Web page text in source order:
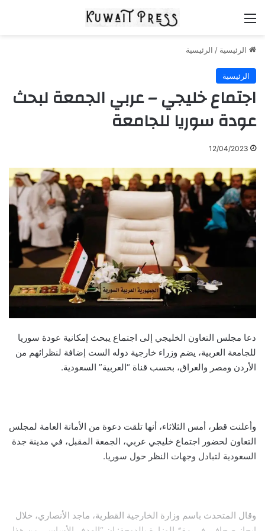
الرئيسية / الرئيسية
الرئيسية
اجتماع خليجي – عربي الجمعة لبحث
عودة سوريا للجامعة
12/04/2023
دعا مجلس التعاون الخليجي إلى اجتماع يبحث إمكانية عودة سوريا
للجامعة العربية، يضم وزراء خارجية دوله الست إضافة لنظرائهم من
الأردن ومصر والعراق، بحسب قناة “العربية” السعودية.
وأعلنت قطر، أمس الثلاثاء، أنها تلقت دعوة من الأمانة العامة لمجلس
التعاون لحضور اجتماع خليجي عربي، الجمعة المقبل، في مدينة جدة
السعودية لتبادل وجهات النظر حول سوريا.
وقال المتحدث باسم وزارة الخارجية القطرية، ماجد الأنصاري، خلال